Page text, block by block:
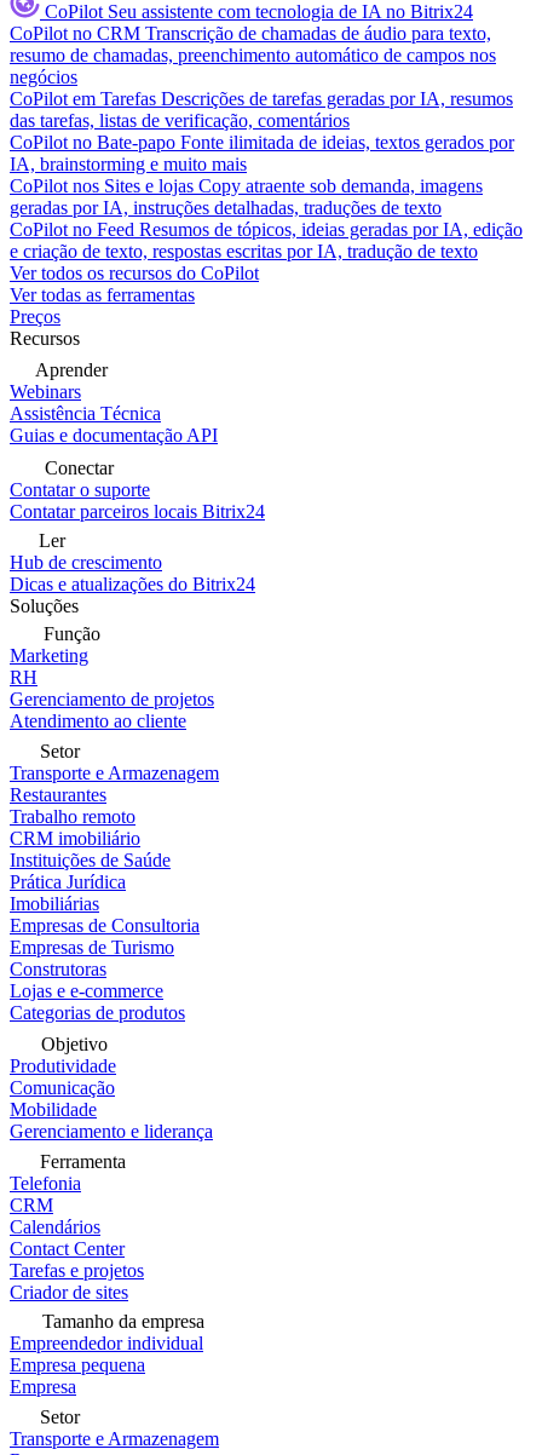
CoPilot Seu assistente com tecnologia de IA no Bitrix24
CoPilot no CRM Transcrição de chamadas de áudio para texto,
resumo de chamadas, preenchimento automático de campos nos
negócios
CoPilot em Tarefas Descrições de tarefas geradas por IA, resumos
das tarefas, listas de verificação, comentários
CoPilot no Bate-papo Fonte ilimitada de ideias, textos gerados por
IA, brainstorming e muito mais
CoPilot nos Sites e lojas Copy atraente sob demanda, imagens
geradas por IA, instruções detalhadas, traduções de texto
CoPilot no Feed Resumos de tópicos, ideias geradas por IA, edição
e criação de texto, respostas escritas por IA, tradução de texto
Ver todos os recursos do CoPilot
Ver todas as ferramentas
Preços
Recursos
Aprender
Webinars
Assistência Técnica
Guias e documentação API
Conectar
Contatar o suporte
Contatar parceiros locais Bitrix24
Ler
Hub de crescimento
Dicas e atualizações do Bitrix24
Soluções
Função
Marketing
RH
Gerenciamento de projetos
Atendimento ao cliente
Setor
Transporte e Armazenagem
Restaurantes
Trabalho remoto
CRM imobiliário
Instituições de Saúde
Prática Jurídica
Imobiliárias
Empresas de Consultoria
Empresas de Turismo
Construtoras
Lojas e e-commerce
Categorias de produtos
Objetivo
Produtividade
Comunicação
Mobilidade
Gerenciamento e liderança
Ferramenta
Telefonia
CRM
Calendários
Contact Center
Tarefas e projetos
Criador de sites
Tamanho da empresa
Empreendedor individual
Empresa pequena
Empresa
Setor
Transporte e Armazenagem